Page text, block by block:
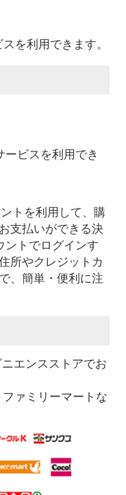
を利用できます。
ービスを利用でき
トを利用して、購
支払いができる決
ントでログインす
所やクレジットカ
、簡単・便利に注
エンスストアでお
ファミリーマートな